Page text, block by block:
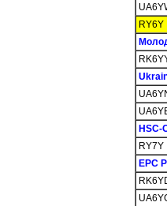
RY6Y
HSC-
RY7Y
EPC